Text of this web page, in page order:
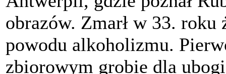
obrazów. Zmarł w 33.
powodu alkoholizmu.
zbiorowym grobie dla